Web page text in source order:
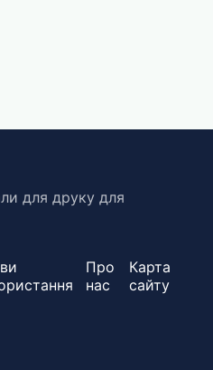
для друку для
Про
нас
Карта
сайту